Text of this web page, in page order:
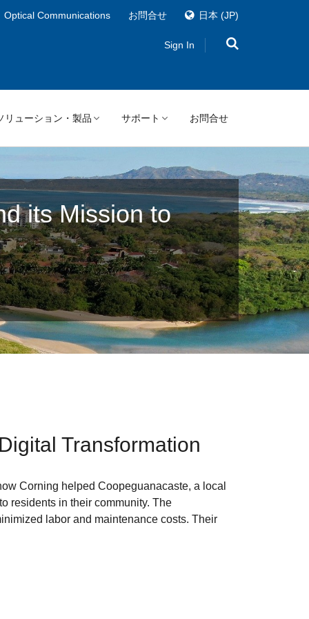
Optical Communications お問合せ 日本 (JP)
Sign In
リューション・製品 サポート お問合せ
its Mission to
Transformation
Corning helped Coopeguanacaste, a local
residents in their community. The
labor and maintenance costs. Their